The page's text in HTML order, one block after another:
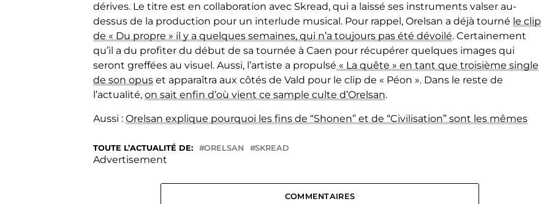
dérives. Le titre est en collaboration avec Skread, qui a laissé ses instruments valser au-
dessus de la production pour un interlude musical. Pour rappel, Orelsan a déjà tourné le clip
de « Du propre » il y a quelques semaines, qui n’a toujours pas été dévoilé. Certainement
qu’il a du profiter du début de sa tournée à Caen pour récupérer quelques images qui
seront greffées au visuel. Aussi, l’artiste a propulsé « La quête » en tant que troisième single
de son opus et apparaîtra aux côtés de Vald pour le clip de « Péon ». Dans le reste de
l’actualité, on sait enfin d’où vient ce sample culte d’Orelsan.
Aussi : Orelsan explique pourquoi les fins de “Shonen” et de “Civilisation” sont les mêmes
TOUTE L’ACTUALITÉ DE: ORELSAN SKREAD
Advertisement
COMMENTAIRES